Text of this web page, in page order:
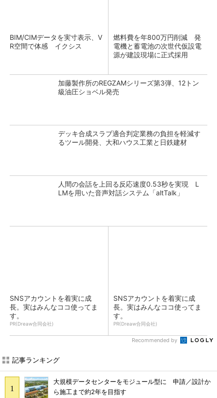
BIM/CIMデータを実寸表示、V
R空間で体感 イクシス
燃料費を年800万円削減 発
電機と蓄電池の次世代仮設電
源が建設現場に正式採用
加藤製作所のREGZAMシリーズ第3弾、12トン
級油圧ショベル発売
デッキ合成スラブ適合判定業務の負担を軽減す
るツール開発、大和ハウス工業と日鉄建材
人間の会話を上回る反応速度0.53秒を実現 L
LMを用いた音声対話システム「altTalk」
SNSアカウントを着実に成
長。実はみんなココ使ってま
す。
PR(Dreaw合同会社)
SNSアカウントを着実に成
長。実はみんなココ使ってま
す。
PR(Dreaw合同会社)
Recommended by
記事ランキング
大規模データセンターをモジュール型に 申請／設計か
ら施工まで約2年を目指す